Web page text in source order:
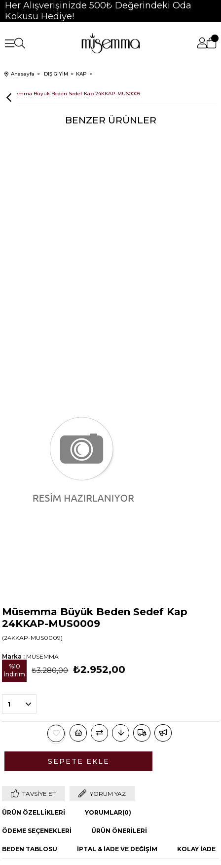
Her Alışverişinizde 500₺ Değerindeki Oda
Kokusu Hediye!
Anasayfa DIŞ GİYİM KAP
Müsemma Büyük Beden Sedef Kap 24KKAP-MUS0009
BENZER ÜRÜNLER
Müsemma Büyük Beden Sedef Kap
24KKAP-MUS0009
(24KKAP-MUS0009)
Marka : MÜSEMMA
%10
İndirim
₺3.280,00 ₺2.952,00
TAVSIYE ET YORUM YAZ
ÜRÜN ÖZELLIKLERI YORUMLAR(0)
ÖDEME SEÇENEKLERI ÜRÜN ÖNERILERI
BEDEN TABLOSU İPTAL & İADE VE DEĞİŞİM KOLAY İADE